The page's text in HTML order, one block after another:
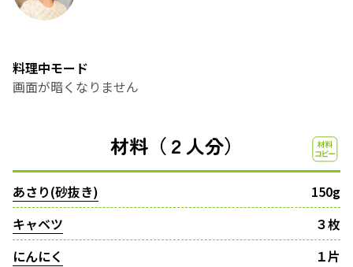
料理中モード
画面が暗くなりません
材料（２人分）
あさり(砂抜き)
150g
キャベツ
３枚
にんにく
１片